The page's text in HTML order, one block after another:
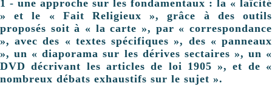
1 - une approche sur les fondamentaux : la « laïcité
» et le « Fait Religieux », grâce à des outils
proposés soit à « la carte », par « correspondance
», avec des « textes spécifiques », des « panneaux
», un « diaporama sur les dérives sectaires », un «
DVD décrivant les articles de loi 1905 », et de «
nombreux débats exhaustifs sur le sujet ».